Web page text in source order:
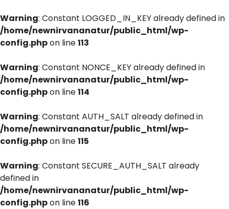
Warning: Constant LOGGED_IN_KEY already defined in
/home/newnirvananatur/public_html/wp-
config.phpon line113
Warning: Constant NONCE_KEY already defined in
/home/newnirvananatur/public_html/wp-
config.phpon line114
Warning: Constant AUTH_SALT already defined in
/home/newnirvananatur/public_html/wp-
config.phpon line115
Warning: Constant SECURE_AUTH_SALT already
defined in
/home/newnirvananatur/public_html/wp-
config.phpon line116